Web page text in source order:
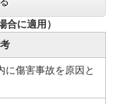
に適用）
に傷害事故を原因と